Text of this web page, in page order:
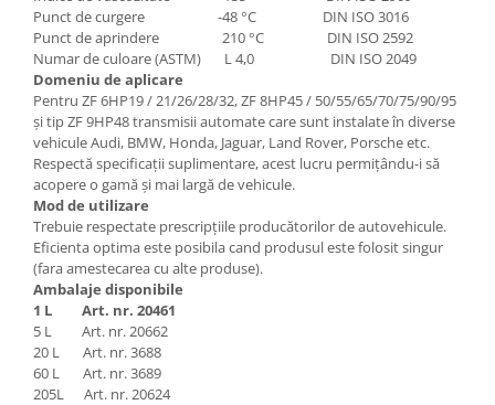
ERHEL - HYDRIS
Hidraulice
Electrice
Mecanice
Role, bucse si bolturi
Motoras electric si pompa
Cilindri si burdufuri protectie
Consumabile
Punct de curgere -48 °C DIN ISO 3016
Punct de aprindere 210 °C DIN ISO 2592
Numar de culoare (ASTM) L 4,0 DIN ISO 2049
Domeniu de aplicare
Pentru ZF 6HP19 / 21/26/28/32, ZF 8HP45 / 50/55/65/70/75/90/95
și tip ZF 9HP48 transmisii automate care sunt instalate în diverse
vehicule Audi, BMW, Honda, Jaguar, Land Rover, Porsche etc.
Respectă specificații suplimentare, acest lucru permițându-i să
acopere o gamă și mai largă de vehicule.
Mod de utilizare
Trebuie respectate prescripţiile producătorilor de autovehicule.
Eficienta optima este posibila cand produsul este folosit singur
(fara amestecarea cu alte produse).
Ambalaje disponibile
1 L Art. nr. 20461
5 L Art. nr. 20662
20 L Art. nr. 3688
60 L Art. nr. 3689
205L Art. nr. 20624